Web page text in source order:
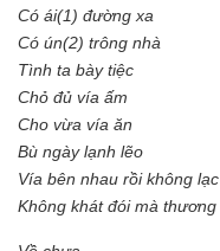
Có ái(1) đường xa
Có ún(2) trông nhà
Tình ta bày tiệc
Chỏ đủ vía ấm
Cho vừa vía ăn
Bù ngày lạnh lẽo
Vía bên nhau rồi không lạc
Không khát đói mà thương